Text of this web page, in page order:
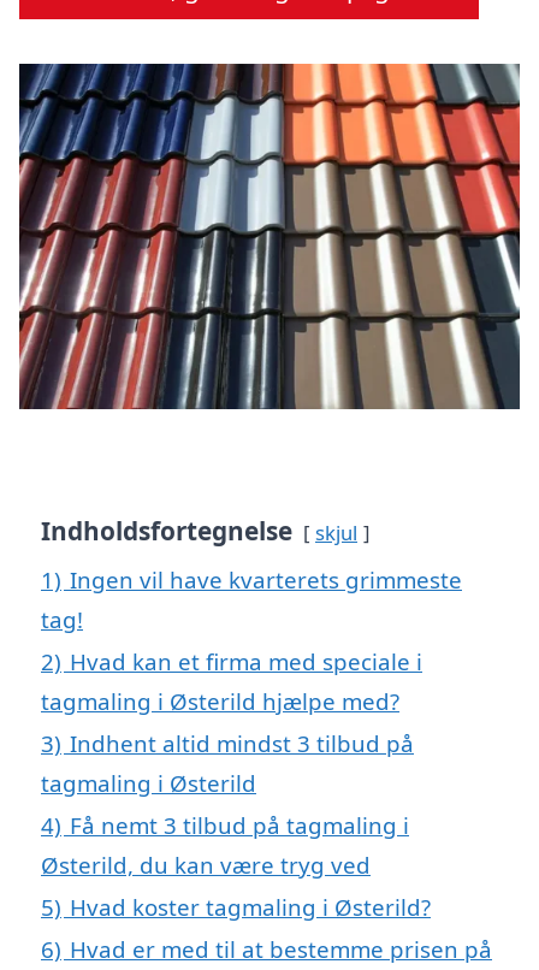
Indholdsfortegnelse skjul
1) Ingen vil have kvarterets grimmeste
tag!
2) Hvad kan et firma med speciale i
tagmaling i Østerild hjælpe med?
3) Indhent altid mindst 3 tilbud på
tagmaling i Østerild
4) Få nemt 3 tilbud på tagmaling i
Østerild, du kan være tryg ved
5) Hvad koster tagmaling i Østerild?
6) Hvad er med til at bestemme prisen på